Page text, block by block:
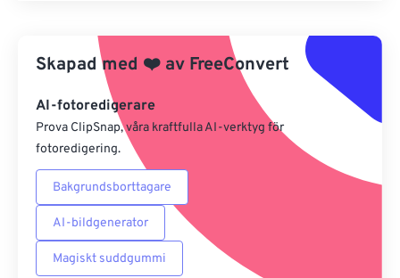
Använd från förinställning
Spara som förinställning
Skapad med ❤️ av FreeConvert
AI-fotoredigerare
Prova ClipSnap, våra kraftfulla AI-verktyg för
fotoredigering.
Bakgrundsborttagare
AI-bildgenerator
Magiskt suddgummi